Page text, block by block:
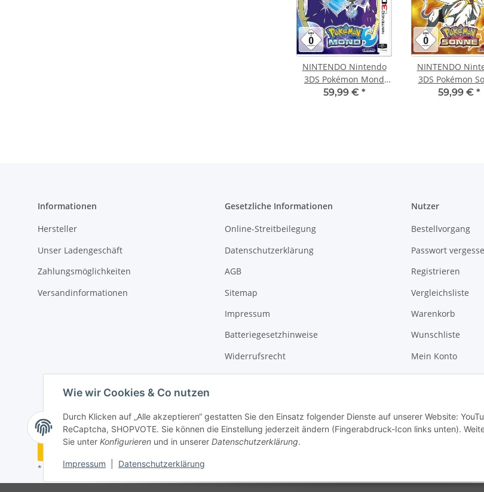
Wie wir Cookies & Co nutzen
Durch Klicken auf „Alle akzeptieren“ gestatten Sie den Einsatz folgender Dienste auf unserer Website:
ReCaptcha, SHOPVOTE. Sie können die Einstellung jederzeit ändern (Fingerabdruck-Icon links unten).
Sie unter Konfigurieren und in unserer Datenschutzerklärung.
Impressum Datenschutzerklärung
NINTENDO Nintendo
3DS Pokémon Mond
2234540T
59,99 € *
NINTENDO
3DS Pokémon
2234440T
59,99 € *
Informationen
Hersteller
Unser Ladengeschäft
Zahlungsmöglichkeiten
Versandinformationen
Gesetzliche Informationen
Online-Streitbeilegung
Datenschutzerklärung
AGB
Sitemap
Impressum
Batteriegesetzhinweise
Widerrufsrecht
Nutzer
Bestellvorgang
Passwort
Registrieren
Vergleichsliste
Warenkorb
Wunschliste
Mein Konto
News
Vertrag widerrufen
* Alle Preise inkl. gesetzlicher USt., zzgl.Versand